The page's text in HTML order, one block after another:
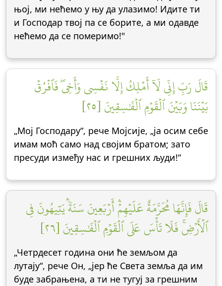
њој, ми нећемо у њу да улазимо! Идите ти
и Господар твој па се борите, а ми одавде
нећемо да се померимо!"
قَالَ رَبِّ إِنِّي لَآ أَمۡلِكُ إِلَّا نَفۡسِي وَأَخِيۖ فَٱفۡرُقۡ
بَيۡنَنَا وَبَيۡنَ ٱلۡقَوۡمِ ٱلۡفَٰسِقِينَ [٢٥]
„Мој Господару“, рече Мојсије, „ја осим себе
имам моћ само над својим братом; зато
пресуди између нас и грешних људи!“
قَالَ فَإِنَّهَا مُحَرَّمَةٌ عَلَيۡهِمۡۛ أَرۡبَعِينَ سَنَةٗۛ يَتِيهُونَ فِي
ٱلۡأَرۡضِۚ فَلَا تَأۡسَ عَلَى ٱلۡقَوۡمِ ٱلۡفَٰسِقِينَ [٢٦]
„Четрдесет година они ће земљом да
лутају“, рече Он, „јер ће Света земља да им
буде забрањена, а ти не тугуј за грешним